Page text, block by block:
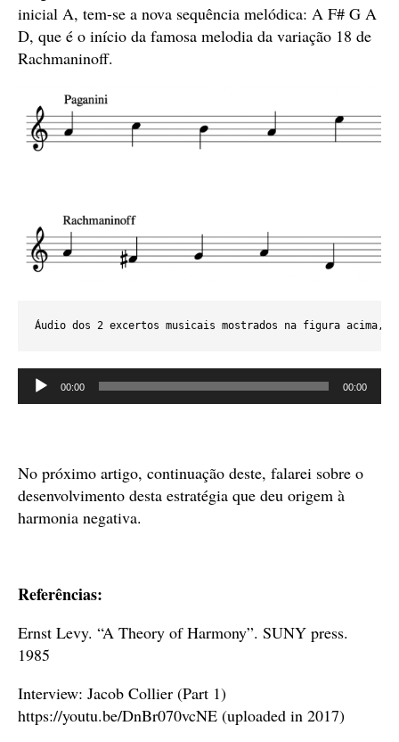
inicial A, tem-se a nova sequência melódica: A F# G A
D, que é o início da famosa melodia da variação 18 de
Rachmaninoff.
Áudio dos 2 excertos musicais mostrados na figura acima,
Tocador
de
00:00 00:00
No próximo artigo, continuação deste, falarei sobre o
desenvolvimento desta estratégia que deu origem à
harmonia negativa.
Referências:
Ernst Levy. “A Theory of Harmony”. SUNY press.
1985
Interview: Jacob Collier (Part 1)
https://youtu.be/DnBr070vcNE (uploaded in 2017)